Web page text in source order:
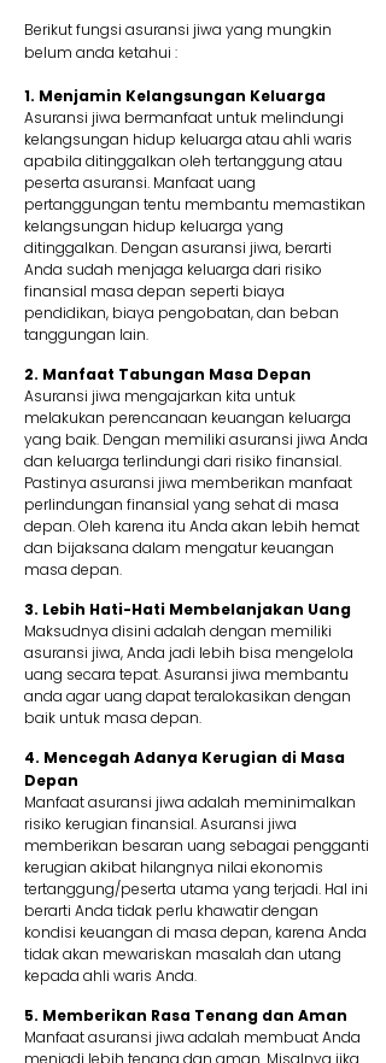
Berikut fungsi asuransi jiwa yang mungkin
belum anda ketahui :
1. Menjamin Kelangsungan Keluarga
Asuransi jiwa bermanfaat untuk melindungi
kelangsungan hidup keluarga atau ahli waris
apabila ditinggalkan oleh tertanggung atau
peserta asuransi. Manfaat uang
pertanggungan tentu membantu memastikan
kelangsungan hidup keluarga yang
ditinggalkan. Dengan asuransi jiwa, berarti
Anda sudah menjaga keluarga dari risiko
finansial masa depan seperti biaya
pendidikan, biaya pengobatan, dan beban
tanggungan lain.
2. Manfaat Tabungan Masa Depan
Asuransi jiwa mengajarkan kita untuk
melakukan perencanaan keuangan keluarga
yang baik. Dengan memiliki asuransi jiwa Anda
dan keluarga terlindungi dari risiko finansial.
Pastinya asuransi jiwa memberikan manfaat
perlindungan finansial yang sehat di masa
depan. Oleh karena itu Anda akan lebih hemat
dan bijaksana dalam mengatur keuangan
masa depan.
3. Lebih Hati-Hati Membelanjakan Uang
Maksudnya disini adalah dengan memiliki
asuransi jiwa, Anda jadi lebih bisa mengelola
uang secara tepat. Asuransi jiwa membantu
anda agar uang dapat teralokasikan dengan
baik untuk masa depan.
4. Mencegah Adanya Kerugian di Masa
Depan
Manfaat asuransi jiwa adalah meminimalkan
risiko kerugian finansial. Asuransi jiwa
memberikan besaran uang sebagai pengganti
kerugian akibat hilangnya nilai ekonomis
tertanggung/peserta utama yang terjadi. Hal ini
berarti Anda tidak perlu khawatir dengan
kondisi keuangan di masa depan, karena Anda
tidak akan mewariskan masalah dan utang
kepada ahli waris Anda.
5. Memberikan Rasa Tenang dan Aman
Manfaat asuransi jiwa adalah membuat Anda
menjadi lebih tenang dan aman. Misalnya jika